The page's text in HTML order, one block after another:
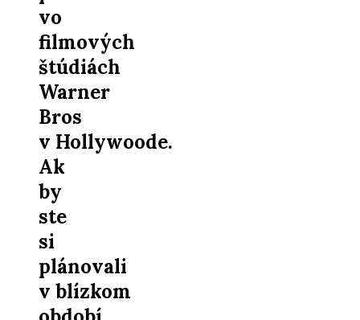
vo
filmových
štúdiách
Warner
Bros
v Hollywoode.
Ak
by
ste
si
plánovali
v blízkom